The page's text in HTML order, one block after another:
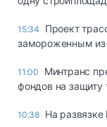
15:34
Проект
замороженным из-
11:00
Минтранс
фондов на защиту
10:38 На